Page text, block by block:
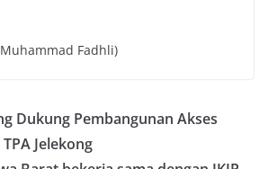
Fadhli)
Dukung Pembangunan Akses
Jelekong